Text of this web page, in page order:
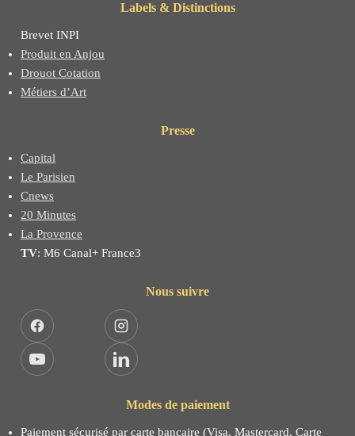
Labels & Distinctions
Brevet INPI
Produit en Anjou
Drouot Cotation
Métiers d’Art
Presse
Capital
Le Parisien
Cnews
20 Minutes
La Provence
TV: M6 Canal+ France3
Nous suivre
Facebook Instagram
YouTube LinkedIn
Modes de paiement
Paiement sécurisé par carte bancaire (Visa, Mastercard, Carte